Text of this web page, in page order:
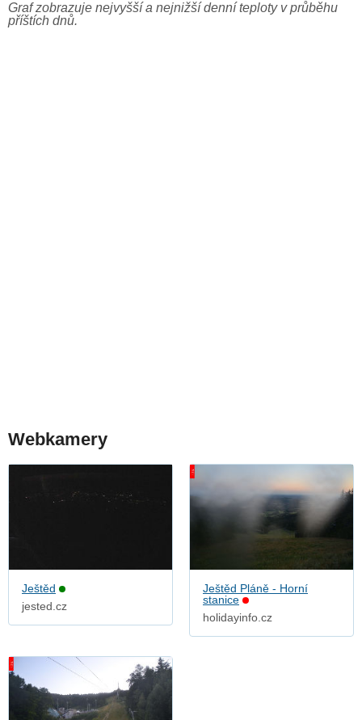
Graf zobrazuje nejvyšší a nejnižší denní teploty v průběhu
příštích dnů.
Webkamery
Ještěd
jested.cz
Ještěd Pláně - Horní
stanice
holidayinfo.cz